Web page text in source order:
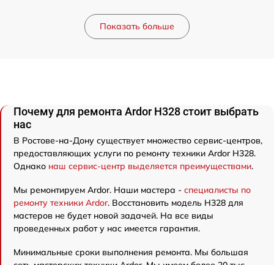
Показать больше
Почему для ремонта Ardor H328 стоит выбрать
нас
В Ростове-на-Дону существует множество сервис-центров,
предоставляющих услуги по ремонту техники Ardor H328.
Однако наш сервис-центр выделяется преимуществами.
Мы ремонтируем Ardor. Наши мастера - специалисты по
ремонту техники Ardor. Восстановить модель H328 для
мастеров не будет новой задачей. На все виды
проведенных работ у нас имеется гарантия.
Минимальные сроки выполнения ремонта. Мы большая